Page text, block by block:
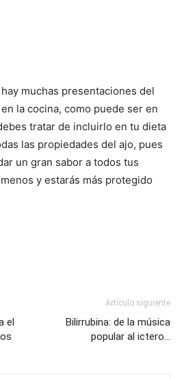
muchas presentaciones del
la cocina, como puede ser en
tratar de incluirlo en tu dieta
las propiedades del ajo, pues
un gran sabor a todos tus
y estarás más protegido
el
Artículo siguiente
Bilirrubina: de la música
popular al ictero…